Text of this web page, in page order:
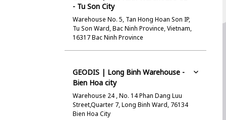
- Tu Son City
Warehouse No. 5, Tan Hong Hoan Son IP,
Tu Son Ward, Bac Ninh Province, Vietnam,
16317 Bac Ninh Province
GEODIS | Long Binh Warehouse -
Bien Hoa city
Warehouse 24 , No. 14 Phan Dang Luu
Street,Quarter 7, Long Binh Ward, 76134
Bien Hoa City